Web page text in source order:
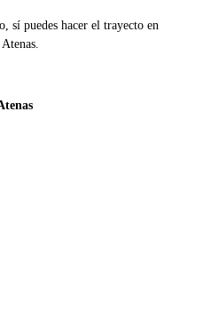
sí puedes hacer el trayecto en